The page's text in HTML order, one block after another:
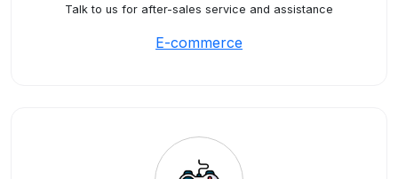
Talk to us for after-sales service and assistance
E-commerce